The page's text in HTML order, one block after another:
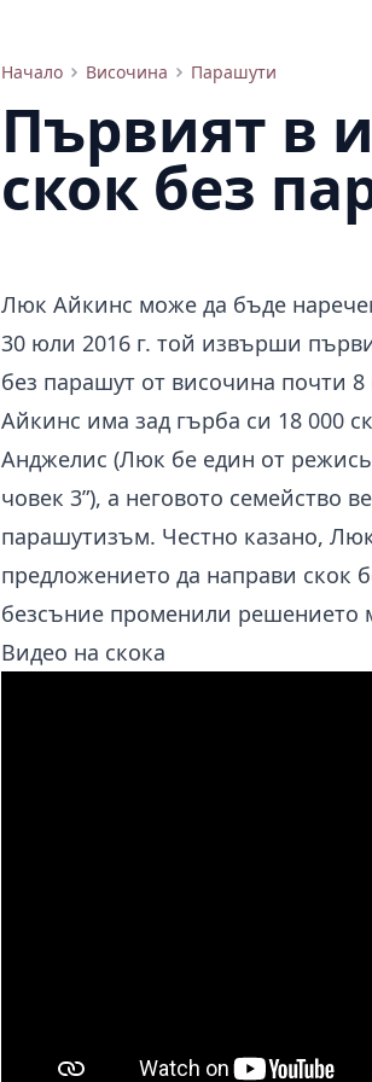
Начало Височина Парашути
Люк Айкинс извърши първия в историята скок без парашут
Първият в
скок без
Люк Айкинс може да бъде
30 юли 2016 г. той извърши
без парашут от височина почти
Айкинс има зад гърба си 18 000
Анджелис (Люк бе един от
човек 3”), а неговото семейство
парашутизъм. Честно казано,
предложението да направи скок
безсъние променили решението
Видео на скока